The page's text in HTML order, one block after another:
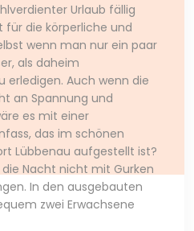
Urlaub fällig
für die körperliche und
wenn man nur ein paar
als daheim
erledigen. Auch wenn die
an Spannung und
es mit einer
das im schönen
Lübbenau aufgestellt ist?
die Nacht nicht mit Gurken
In den ausgebauten
zwei Erwachsene